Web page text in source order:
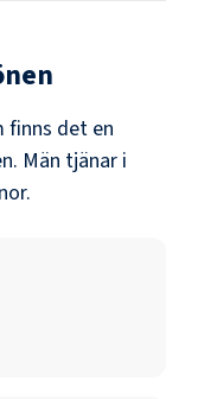
finns det en
Män tjänar i
.